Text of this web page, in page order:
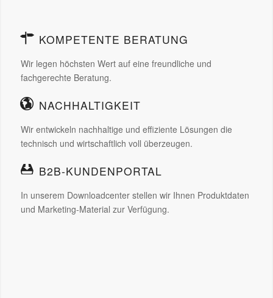
KOMPETENTE BERATUNG
Wir legen höchsten Wert auf eine freundliche und
fachgerechte Beratung.
NACHHALTIGKEIT
Wir entwickeln nachhaltige und effiziente Lösungen die
technisch und wirtschaftlich voll überzeugen.
B2B-KUNDENPORTAL
In unserem Downloadcenter stellen wir Ihnen Produktdaten
und Marketing-Material zur Verfügung.